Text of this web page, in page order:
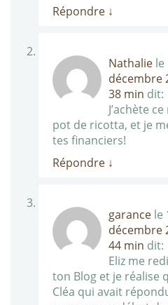
Répondre ↓
Nathalie le
décembre
38 min dit:
J’achète
pot de ricotta, et je
tes financiers!
Répondre ↓
garance le
décembre
44 min dit:
Eliz me
ton Blog et je réalise
Cléa qui avait